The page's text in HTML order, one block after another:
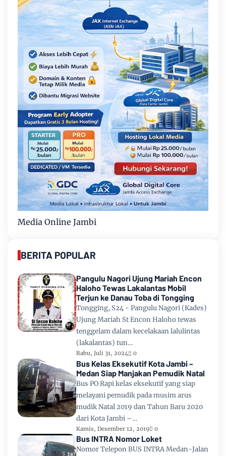
Media Online Jambi
BERITA POPULAR
Pangulu Nagori Ujung Mariah Encon
Haloho Tewas Lakalantas Mobil
Terjun ke Danau Toba di Tongging
Tongging, S24 - Pangulu Nagori (Kades)
Ujung Mariah St Encon Haloho tewas
tenggelam dalam kecelakaan lalulintas
(lakalantas) tun…
Rabu, Juli 31, 2024 0
Bus Kelas Eksekutif Kota Jambi –
Medan Siap Manjakan Pemudik Natal
Bus PO Rapi kelas eksekutif yang siap
melayani pemudik pada musim arus
mudik Natal 2019 dan Tahun Baru 2020
dari Kota Jambi –…
Kamis, Desember 12, 2019 0
Bus INTRA Nomor Loket
Nomor Telepon BUS INTRA Medan-Jalan